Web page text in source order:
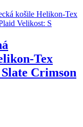
Tex
Crimson